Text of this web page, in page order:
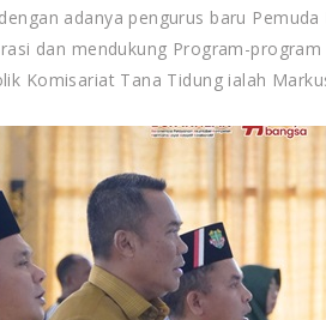
adanya pengurus baru
dan mendukung Program-
Komisariat Tana Tidung ialah